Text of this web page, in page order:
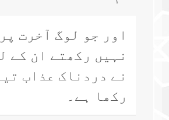
اور جو لوگ آخرت
نہیں رکھتے ان کے
نے دردناک عذاب
رکھا ہے۔